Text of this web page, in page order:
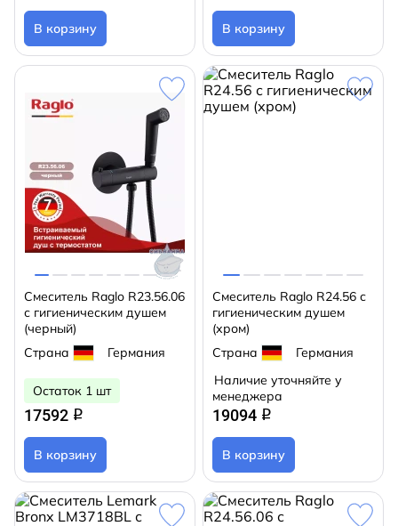
В корзину В корзину
Смеситель Raglo R23.56.06
с гигиеническим душем
(черный)
Страна
Германия
Остаток 1 шт
17592 q
В корзину
Смеситель Raglo R24.56 с
гигиеническим душем
(хром)
Страна
Германия
Наличие уточняйте у
менеджера
19094 q
В корзину